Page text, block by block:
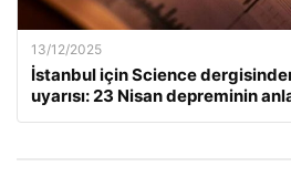
13/12/2025
İstanbul için Science
uyarısı: 23 Nisan depreminin